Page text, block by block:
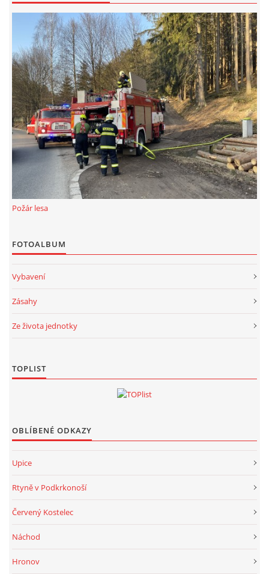
Požár lesa
FOTOALBUM
Vybavení
Zásahy
Ze života jednotky
TOPLIST
OBLÍBENÉ ODKAZY
Upice
Rtyně v Podkrkonoší
Červený Kostelec
Náchod
Hronov